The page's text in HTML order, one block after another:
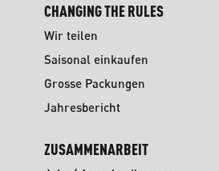
CHANGING THE RULES
Wir teilen
Saisonal einkaufen
Grosse Packungen
Jahresbericht
ZUSAMMENARBEIT